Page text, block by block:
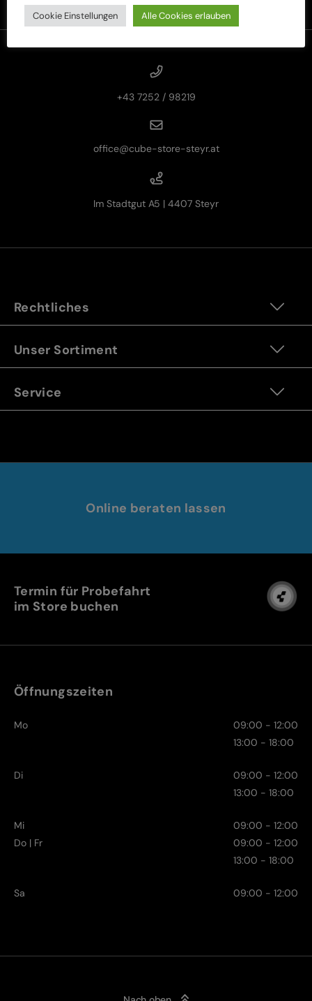
+43 7252 / 98219
office@cube-store-steyr.at
Im Stadtgut A5 | 4407 Steyr
Rechtliches
Unser Sortiment
Service
Online beraten lassen
Termin für Probefahrt
im Store buchen
Öffnungszeiten
Mo
09:00 - 12:00
13:00 - 18:00
Di
09:00 - 12:00
13:00 - 18:00
Mi
09:00 - 12:00
Do | Fr
09:00 - 12:00
13:00 - 18:00
Sa 09:00 - 12:00
Cookie Einstellungen Alle Cookies erlauben